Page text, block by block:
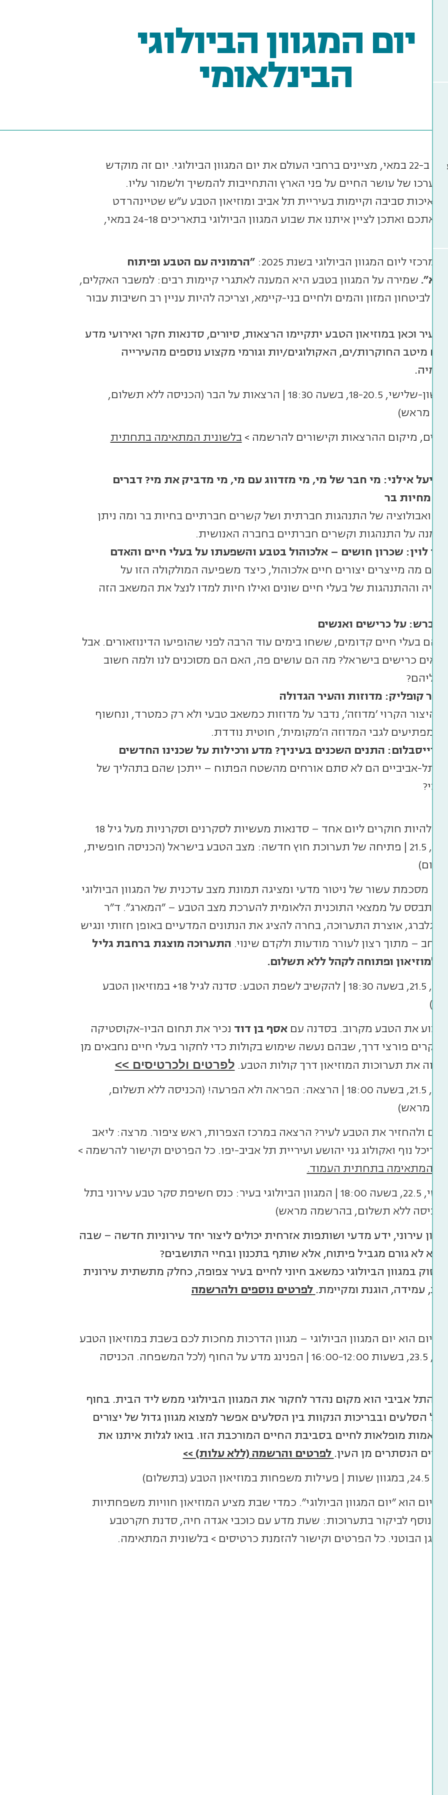
יום המגוון הביולוגי
הבינלאומי
מדי שנה, ב-22 במאי, מציינים ברחבי העולם את יום המגוון הביולוגי. יום זה מוקדש
ערכו של עושר החיים על פני הארץ והתחייבות להמשיך ולשמור עליו.
לאיכות סביבה וקיימות בעיריית תל אביב ומוזיאון הטבע ע"ש שטיינהרדט
מזמינים אתכם ואתכן לציין איתנו את שבוע המגוון הביולוגי בתאריכים 24-18 במאי,
המרכזי ליום המגוון הביולוגי בשנת 2025:
"הרמוניה עם הטבע ופיתוח
שמירה על המגוון בטבע היא המענה לאתגרי קיימות רבים: למשבר האקלים,
לביטחון המזון והמים ולחיים בני-קיימא, וצריכה להיות עניין רב חשיבות עבור
העיר וכאן במוזיאון הטבע יתקיימו הרצאות, סיורים, סדנאות חקר ואירועי מדע
עם מיטב החוקרות/ים, האקולוגים/יות וגורמי מקצוע נוספים מהעירייה
ימים ראשון-שלישי, 18-20.5, בשעה 18:30 | הרצאות על הבר (הכניסה ללא תשלום,
מראש)
מיקום ההרצאות וקישורים להרשמה > בלשונית המתאימה בתחתית
עמיעל אילני: מי חבר של מי, מי מזדווג עם מי, מי מדביק את מי? דברים
מחיות בר
ואבולוציה של התנהגות חברתית ושל קשרים חברתיים בחיות בר ומה ניתן
ממנה על התנהגות וקשרים חברתיים בחברה האנושית.
ערן לוין: שכרון חושים – אלכוהול בטבע והשפעתו על בעלי חיים והאדם
ולשם מה מייצרים יצורים חיים אלכוהול, כיצד משפיעה המולקולה הזו על
וההתנהגות של בעלי חיים שונים ואילו חיות למדו לנצל את המשאב הזה
ברש: על כרישים ואנשים
הם בעלי חיים קדומים, ששחו בימים עוד הרבה לפני שהופיעו הדינוזאורים. אבל
רואים כרישים בישראל? מה הם עושים פה, האם הם מסוכנים לנו ולמה חשוב
עליהם?
קופליק: מדוזות והעיר הגדולה
את היצור הקרוי ׳מדוזה׳, נדבר על מדוזות כמשאב טבעי ולא רק כמטרד, ונחשוף
מפתיעים לגבי המדוזה ה׳מקומית׳, חוטית נודדת.
פרייסבלום: התנים השכנים בעיניך? מדע ורכילות על שכנינו החדשים
התל-אביביים הם לא סתם אורחים מהשטח הפתוח – ייתכן שהם בתהליך של
להיות חוקרים ליום אחד – סדנאות מעשיות לסקרנים וסקרניות מעל גיל 18
יום רביעי, 21.5 | פתיחה של תערוכת חוץ חדשה: מצב הטבע בישראל (הכניסה חופשית,
מסכמת עשור של ניטור מדעי ומציגה תמונת מצב עדכנית של המגוון הביולוגי
בהתבסס על ממצאי התוכנית הלאומית להערכת מצב הטבע – "המארג". ד"ר
אנגלברג, אוצרת התערוכה, בחרה להציג את הנתונים המדעיים באופן חזותי ונגיש
הרחב – מתוך רצון לעורר מודעות ולקדם שינוי. התערוכה מוצגת ברחבת גליל
למוזיאון ופתוחה לקהל ללא תשלום.
יום רביעי, 21.5, בשעה 18:30 | להקשיב לשפת הטבע: סדנה לגיל 18+ במוזיאון הטבע
לשמוע את הטבע מקרוב. בסדנה עםאסף בן דוד נכיר את תחום הביו-אקוסטיקה
מחקרים פורצי דרך, שבהם נעשה שימוש בקולות כדי לחקור בעלי חיים נחבאים מן
ונחווה את תערוכות המוזיאון דרך קולות הטבע. לפרטים ולכרטיסים >>
יום רביעי, 21.5, בשעה 18:00 | הרצאה: הפראה ולא הפרעה! (הכניסה ללא תשלום,
מראש)
ולהחזיר את הטבע לעיר? הרצאה במרכז הצפרות, ראש ציפור. מרצה: ליאב
אדריכל נוף ואקולוג גני יהושע ועיריית תל אביב-יפו. כל הפרטים וקישור להרשמה >
המתאימה בתחתית העמוד.
יום חמישי, 22.5, בשעה 18:00 | המגוון הביולוגי בעיר: כנס חשיפת סקר טבע עירוני בתל
(הכניסה ללא תשלום, בהרשמה מראש)
תכנון עירוני, ידע מדעי ושותפות אזרחית יכולים ליצור יחד עירוניות חדשה – שבה
הוא לא גורם מגביל פיתוח, אלא שותף בתכנון ובחיי התושבים?
יעסוק במגוון הביולוגי כמשאב חיוני לחיים בעיר צפופה, כחלק מתשתית עירונית
עמידה, הוגנת ומקיימת. לפרטים נוספים ולהרשמה
כל יום הוא יום המגוון הביולוגי – מגוון הדרכות מחכות לכם בשבת במוזיאון הטבע
יום שישי, 23.5, בשעות 16:00-12:00 | הפנינג מדע על החוף (לכל המשפחה. הכניסה
התל אביבי הוא מקום נהדר לחקור את המגוון הביולוגי ממש ליד הבית. בחוף
על הסלעים ובבריכות הנקוות בין הסלעים אפשר למצוא מגוון גדול של יצורים
התאמות מופלאות לחיים בסביבת החיים המורכבת הזו. בואו לגלות איתנו את
החיים הנסתרים מן העין. לפרטים והרשמה (ללא עלות) >>
כל יום הוא "יום המגוון הביולוגי". כמדי שבת מציע המוזיאון חוויות משפחתיות
בנוסף לביקור בתערוכות: שעת מדע עם כוכבי אגדה חיה, סדנת חקרטבע
בגן הבוטני. כל הפרטים וקישור להזמנת כרטיסים > בלשונית המתאימה.